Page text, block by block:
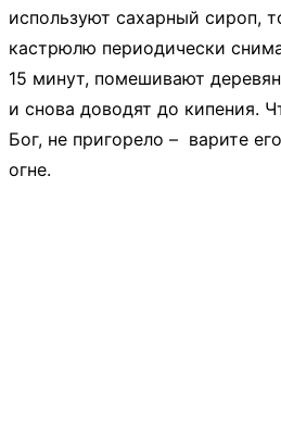
используют сахарный сироп,
кастрюлю периодически
15 минут, помешивают
и снова доводят до кипения.
Бог, не пригорело – варите
огне.